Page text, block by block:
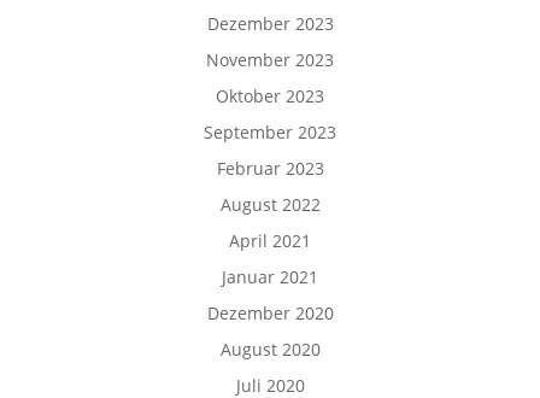
Dezember 2023
November 2023
Oktober 2023
September 2023
Februar 2023
August 2022
April 2021
Januar 2021
Dezember 2020
August 2020
Juli 2020